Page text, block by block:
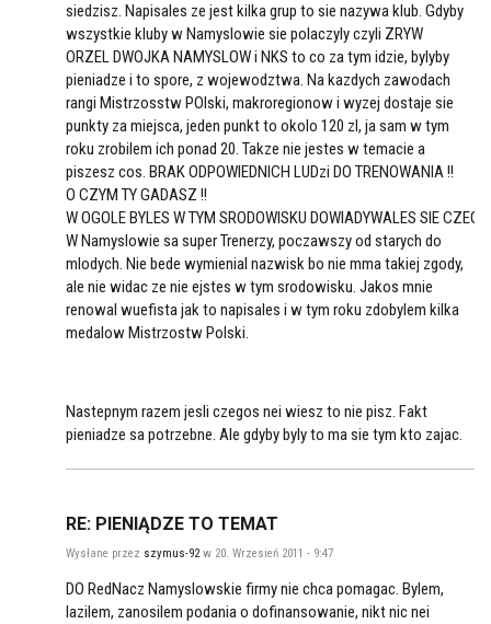
siedzisz. Napisales ze jest kilka grup to sie nazywa klub. Gdyby
wszystkie kluby w Namyslowie sie polaczyly czyli ZRYW
ORZEL DWOJKA NAMYSLOW i NKS to co za tym idzie, bylyby
pieniadze i to spore, z wojewodztwa. Na kazdych zawodach
rangi Mistrzosstw POlski, makroregionow i wyzej dostaje sie
punkty za miejsca, jeden punkt to okolo 120 zl, ja sam w tym
roku zrobilem ich ponad 20. Takze nie jestes w temacie a
piszesz cos. BRAK ODPOWIEDNICH LUDzi DO TRENOWANIA !!
O CZYM TY GADASZ !!
W OGOLE BYLES W TYM SRODOWISKU DOWIADYWALES SIE
W Namyslowie sa super Trenerzy, poczawszy od starych do
mlodych. Nie bede wymienial nazwisk bo nie mma takiej zgody,
ale nie widac ze nie ejstes w tym srodowisku. Jakos mnie
renowal wuefista jak to napisales i w tym roku zdobylem kilka
medalow Mistrzostw Polski.
Nastepnym razem jesli czegos nei wiesz to nie pisz. Fakt
pieniadze sa potrzebne. Ale gdyby byly to ma sie tym kto zajac.
RE: PIENIĄDZE TO TEMAT
Wysłane przez szymus-92w 20. Wrzesień 2011 - 9:47
DO RedNacz Namyslowskie firmy nie chca pomagac. Bylem,
lazilem, zanosilem podania o dofinansowanie, nikt nic nei